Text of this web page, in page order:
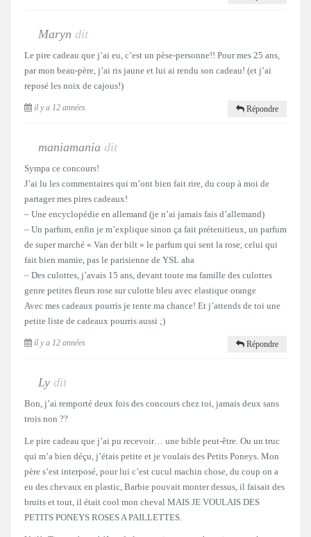
Maryn dit
Le pire cadeau que j’ai eu, c’est un pèse-personne!! Pour mes 25 ans,
par mon beau-père, j’ai ris jaune et lui ai rendu son cadeau! (et j’ai
reposé les noix de cajous!)
il y a 12 années Répondre
maniamania dit
Sympa ce concours!
J’ai lu les commentaires qui m’ont bien fait rire, du coup à moi de
partager mes pires cadeaux!
– Une encyclopédie en allemand (je n’ai jamais fais d’allemand)
– Un parfum, enfin je m’explique sinon ça fait prétenitieux, un parfum
de super marché « Van der bilt » le parfum qui sent la rose, celui qui
fait bien mamie, pas le parisienne de YSL aha
– Des culottes, j’avais 15 ans, devant toute ma famille des culottes
genre petites fleurs rose sur culotte bleu avec elastique orange
Avec mes cadeaux pourris je tente ma chance! Et j’attends de toi une
petite liste de cadeaux pourris aussi ;)
il y a 12 années Répondre
Ly dit
Bon, j’ai remporté deux fois des concours chez toi, jamais deux sans
trois non ??
Le pire cadeau que j’ai pu recevoir… une bible peut-être. Ou un truc
qui m’a bien déçu, j’étais petite et je voulais des Petits Poneys. Mon
père s’est interposé, pour lui c’est cucul machin chose, du coup on a
eu des chevaux en plastic, Barbie pouvait monter dessus, il faisait des
bruits et tout, il était cool mon cheval MAIS JE VOULAIS DES
PETITS PONEYS ROSES A PAILLETTES.